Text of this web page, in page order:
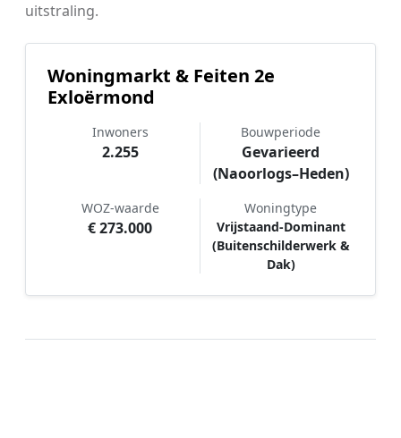
uitstraling.
Woningmarkt & Feiten 2e
Exloërmond
Inwoners
2.255
Bouwperiode
Gevarieerd
(Naoorlogs–Heden)
WOZ-waarde
€ 273.000
Woningtype
Vrijstaand-Dominant
(Buitenschilderwerk &
Dak)